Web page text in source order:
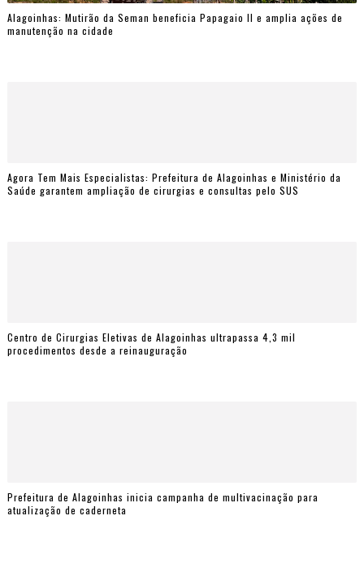
Alagoinhas: Mutirão da Seman beneficia Papagaio II e amplia ações de
manutenção na cidade
Agora Tem Mais Especialistas: Prefeitura de Alagoinhas e Ministério da
Saúde garantem ampliação de cirurgias e consultas pelo SUS
Centro de Cirurgias Eletivas de Alagoinhas ultrapassa 4,3 mil
procedimentos desde a reinauguração
Prefeitura de Alagoinhas inicia campanha de multivacinação para
atualização de caderneta